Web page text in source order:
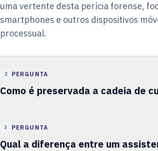
uma vertente desta perícia forense,
smartphones e outros dispositivos
processual.
2 PERGUNTA
Como é preservada a cadeia de
3 PERGUNTA
Qual a diferença entre um